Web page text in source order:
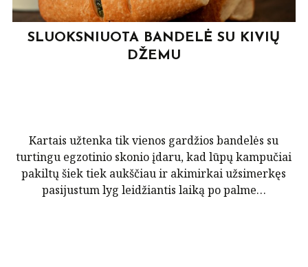
SLUOKSNIUOTA BANDELĖ SU KIVIŲ
DŽEMU
Kartais užtenka tik vienos gardžios bandelės su
turtingu egzotinio skonio įdaru, kad lūpų kampučiai
pakiltų šiek tiek aukščiau ir akimirkai užsimerkęs
pasijustum lyg leidžiantis laiką po palme…